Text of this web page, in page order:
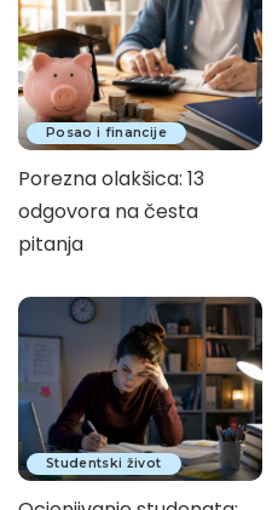
Posao i financije
Porezna olakšica: 13
odgovora na česta
pitanja
Studentski život